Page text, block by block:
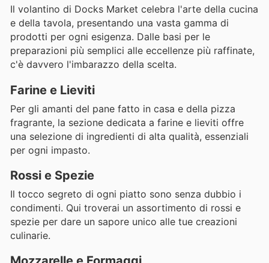
Il volantino di Docks Market celebra l'arte della cucina
e della tavola, presentando una vasta gamma di
prodotti per ogni esigenza. Dalle basi per le
preparazioni più semplici alle eccellenze più raffinate,
c'è davvero l'imbarazzo della scelta.
Farine e Lieviti
Per gli amanti del pane fatto in casa e della pizza
fragrante, la sezione dedicata a farine e lieviti offre
una selezione di ingredienti di alta qualità, essenziali
per ogni impasto.
Rossi e Spezie
Il tocco segreto di ogni piatto sono senza dubbio i
condimenti. Qui troverai un assortimento di rossi e
spezie per dare un sapore unico alle tue creazioni
culinarie.